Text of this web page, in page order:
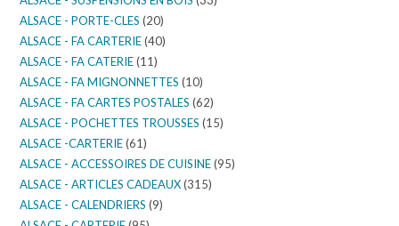
ALSACE - PORTE-CLES (20)
ALSACE - FA CARTERIE (40)
ALSACE - FA CATERIE (11)
ALSACE - FA MIGNONNETTES (10)
ALSACE - FA CARTES POSTALES (62)
ALSACE - POCHETTES TROUSSES (15)
ALSACE -CARTERIE (61)
ALSACE - ACCESSOIRES DE CUISINE (95)
ALSACE - ARTICLES CADEAUX (315)
ALSACE - CALENDRIERS (9)